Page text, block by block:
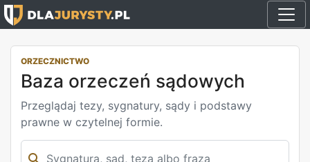
ORZECZNICTWO
Baza orzeczeń sądowych
Przeglądaj tezy, sygnatury, sądy i podstawy
prawne w czytelnej formie.